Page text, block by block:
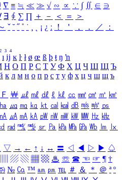
∇ ≡ ≒ ≪ ≫ √ ∽ ∝ ∵ ∫ ∬ ∈ ∋
∃ ∮ ∑ ∏ ＋ － ＜ ＝
＞
ˇ ˘ ˝ ˚ ˙ ¸ ¡ ¿ ː ！ ＇ ， ． ／
：
₂ ₃ ₄
ı ĳ ĸ ŀ ł ø œ ß þ ŧ ŋ ŉ
Н О П Р С Т У Ф Х Ц Ч Ш Щ Ъ
к л м н о п р с т у ф х ц ч ш щ ъ
Ｆ ￦ ㎕ ㎖ ㎗ ℓ ㎘ ㏄ ㎣ ㎤ ㎥ ㎦
㏊ ㎍ ㎎ ㎏ ㏏ ㎈ ㎉ ㏈ ㎧ ㎨ ㎰
㎁ ㎂ ㎃ ㎄ ㎺ ㎻ ㎽ ㎾ ㎿ ㎐ ㎑
㎭ ㎮ ㎯ ㏛ ㎩ ㎪ ㎫ ㎬ ㏝ ㏐
㏓
▽ → ← ↑ ↓ ↔ 〓 ◁ ◀ ▷ ▶ ♤
▨ ▧ ▦ ▩ ♨ ☏ ☎ ☜ ☞ ¶ †
№ ㏇ ™ ㏂ ㏘ ℡ ＃ ＆ ＊ ＠ ª º